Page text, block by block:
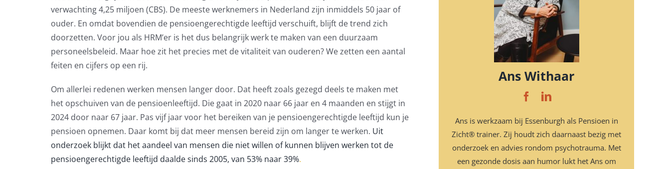
verwachting 4,25 miljoen (CBS). De meeste werknemers in Nederland zijn inmiddels 50 jaar of
ouder. En omdat bovendien de pensioengerechtigde leeftijd verschuift, blijft de trend zich
doorzetten. Voor jou als HRM’er is het dus belangrijk werk te maken van een duurzaam
personeelsbeleid. Maar hoe zit het precies met de vitaliteit van ouderen? We zetten een aantal
feiten en cijfers op een rij.
Om allerlei redenen werken mensen langer door. Dat heeft zoals gezegd deels te maken met
het opschuiven van de pensioenleeftijd. Die gaat in 2020 naar 66 jaar en 4 maanden en stijgt in
2024 door naar 67 jaar. Pas vijf jaar voor het bereiken van je pensioengerechtigde leeftijd kun je
pensioen opnemen. Daar komt bij dat meer mensen bereid zijn om langer te werken. Uit
onderzoek blijkt dat het aandeel van mensen die niet willen of kunnen blijven werken tot de
pensioengerechtigde leeftijd daalde sinds 2005, van 53% naar 39%.
Ans Withaar
Ans is werkzaam bij Essenburgh als Pensioen in
Zicht® trainer. Zij houdt zich daarnaast bezig met
onderzoek en advies rondom psychotrauma. Met
een gezonde dosis aan humor lukt het Ans om